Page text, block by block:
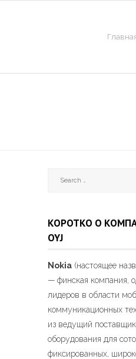
КОРОТКО О
OYJ
Nokia (настоящее
— финская компания,
лидеров в области
коммуникационных
из ведущий
оборудования для
фиксированных,